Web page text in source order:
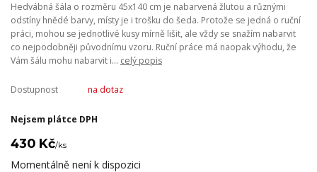
Hedvábná šála o rozměru 45x140 cm je nabarvená žlutou a různými
odstíny hnědé barvy, místy je i trošku do šeda. Protože se jedná o ruční
práci, mohou se jednotlivé kusy mírně lišit, ale vždy se snažím nabarvit
co nejpodobněji původnímu vzoru. Ruční práce má naopak výhodu, že
Vám šálu mohu nabarvit i... celý popis
Dostupnost na dotaz
Nejsem plátce DPH
430 Kč/ks
Momentálně není k dispozici